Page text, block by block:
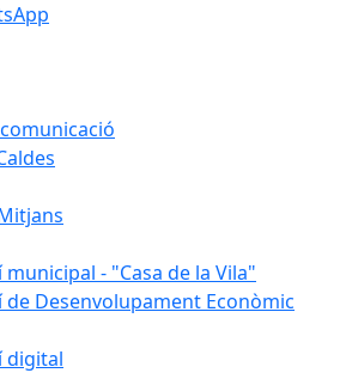
- "Casa de la Vila"
de Desenvolupament Econòmic
digital